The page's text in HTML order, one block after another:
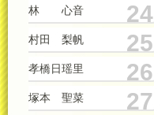
林 心音 24
村田 梨帆 25
孝橋日瑶里 26
塚本 聖菜 27